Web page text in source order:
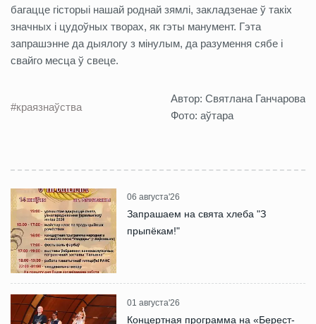
багацце гісторыі нашай роднай зямлі, закладзенае ў такіх
значных і цудоўных творах, як гэты манумент. Гэта
запрашэнне да дыялогу з мінулым, да разумення сябе і
свайго месца ў свеце.
#краязнаўства
Автор: Святлана Ганчарова
Фото: аўтара
06 августа'26
Запрашаем на свята хлеба "З
прыпёкам!"
01 августа'26
Концертная программа на «Берест-